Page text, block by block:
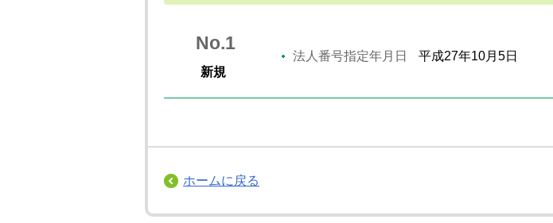
No.1
新規
法人番号指定年月日 平成27年10月5日
ホームに戻る